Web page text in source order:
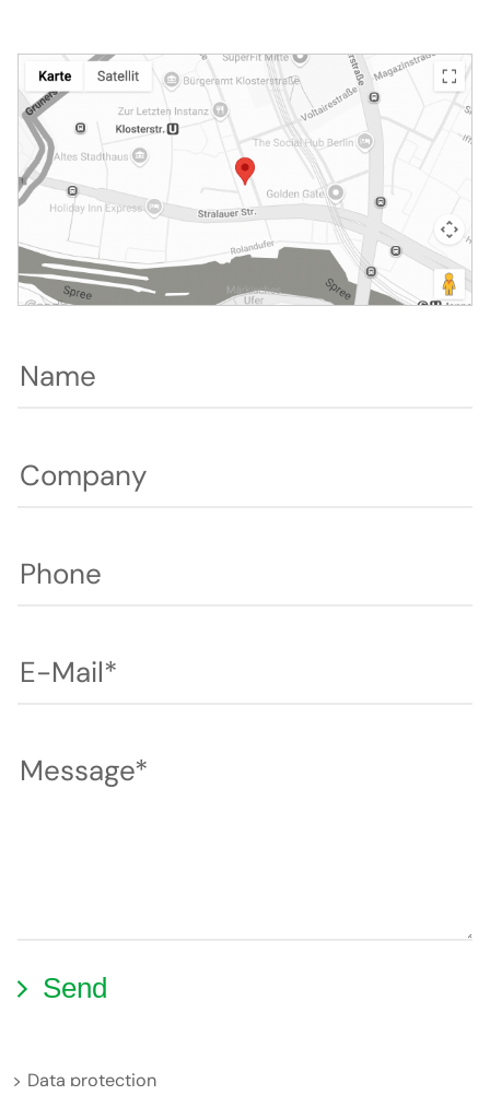
Name
Company
Phone
E-Mail*
Message*
Data protection